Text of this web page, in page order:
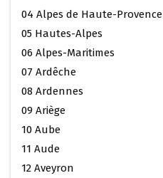
04 Alpes de Haute-Provence
05 Hautes-Alpes
06 Alpes-Maritimes
07 Ardêche
08 Ardennes
09 Ariège
10 Aube
11 Aude
12 Aveyron